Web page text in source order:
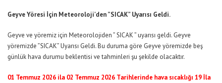
Geyve Yöresi İçin Meteoroloji’den ”SICAK” Uyarısı Geldi.
Geyve ve yöremiz için Meteorolojiden ” SICAK ” uyarısı geldi. Geyve
yöremizde ”SICAK” Uyarısı Geldi. Bu duruma göre Geyve yöremizde beş
günlük hava durumu beklentisi ve tahminleri şu şekilde olacaktır.
01 Temmuz 2026 ila 02 Temmuz 2026 Tarihlerinde hava sıcaklığı 19 İla